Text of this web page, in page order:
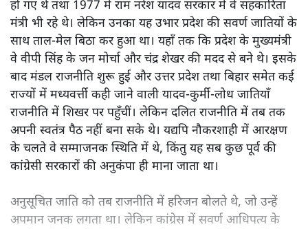
हो गए थे तथा 1977 में राम नरेश यादव सरकार में वे सहकारिता
मंत्री भी रहे थे। लेकिन उनका यह उभार प्रदेश की सवर्ण जातियों के
साथ ताल-मेल बिठा कर हुआ था। यहाँ तक कि प्रदेश के मुख्यमंत्री
वे वीपी सिंह के जन मोर्चा और चंद्र शेखर की मदद से बने थे। इसके
बाद मंडल राजनीति शुरू हुई और उत्तर प्रदेश तथा बिहार समेत कई
राज्यों में मध्यवर्त्ती कही जाने वाली यादव-कुर्मी-लोध जातियाँ
राजनीति में शिखर पर पहुँचीं। लेकिन दलित राजनीति में तब तक
अपनी स्वतंत्र पैठ नहीं बना सके थे। यद्यपि नौकरशाही में आरक्षण
के चलते वे सम्माजनक स्थिति में थे, किंतु यह सब कुछ पूर्व की
कांग्रेसी सरकारों की अनुकंपा ही माना जाता था।
अनुसूचित जाति को तब राजनीति में हरिजन बोलते थे, जो उन्हें
अपमान जनक लगता था। लेकिन कांग्रेस में सवर्ण आधिपत्य के